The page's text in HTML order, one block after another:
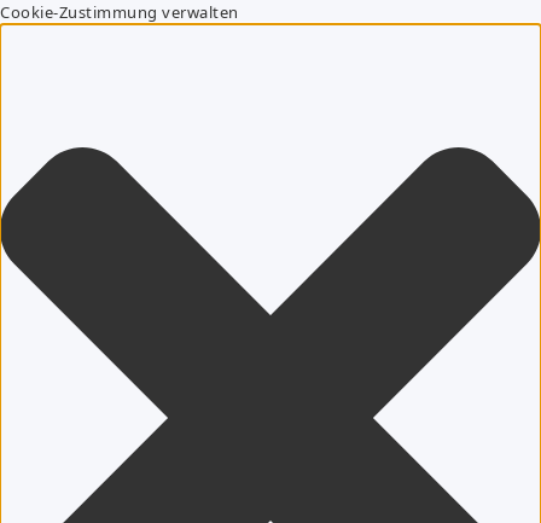
Cookie-Zustimmung verwalten